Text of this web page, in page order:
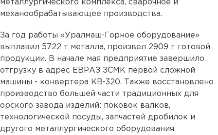
металлургического комплекса, сварочное и
механообрабатывающее производства.
За год работы «Уралмаш-Горное оборудование»
выплавил 5722 т металла, произвел 2909 т готовой
продукции. В начале мая предприятие завершило
отгрузку в адрес ЕВРАЗ ЗСМК первой сложной
машины - конвертера КВ-320. Также восстановлено
производство большей части традиционных для
орского завода изделий: поковок валков,
технологической посуды, запчастей дробилок и
другого металлургического оборудования.